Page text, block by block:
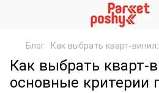
Блог Как выбрать кварт-
Как выбрать кварт-
основные критерии